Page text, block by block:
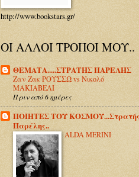
http://www.bookstars.gr/
ΟΙ ΑΛΛΟΙ ΤΡΟΠΟΙ ΜΟΥ..
ΘΕΜΑΤΑ.....ΣΤΡΑΤΗΣ ΠΑΡΕΛΗΣ
Ζαν Ζακ ΡΟΥΣΣΩ vs Νικολό
ΜΑΚΙΑΒΕΛΙ
Πριν από 6 ημέρες
ΠΟΙΗΤΕΣ ΤΟΥ
Παρέλης..
ALDA MERINI